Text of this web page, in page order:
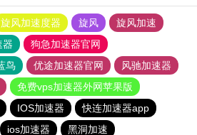
旋风加速度器 旋风
旋风加速
器
狗急加速器官网
鸟 优途加速器官网
风驰加速器
免费vps加速器外网苹果版
IOS加速器
快连加速器app
ios加速器 黑洞加速